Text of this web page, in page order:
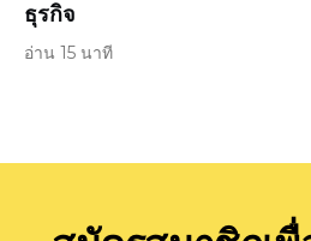
ธุรกิจ
อ่าน 15 นาที